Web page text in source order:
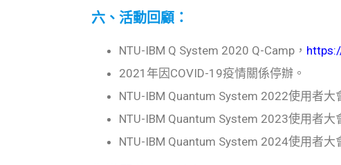
六、活動回顧：
NTU-IBM Q System 2020 Q-Camp，
2021年因COVID-19疫情關係停辦。
NTU-IBM Quantum System 2022使用者
NTU-IBM Quantum System 2023使用者
NTU-IBM Quantum System 2024使用者